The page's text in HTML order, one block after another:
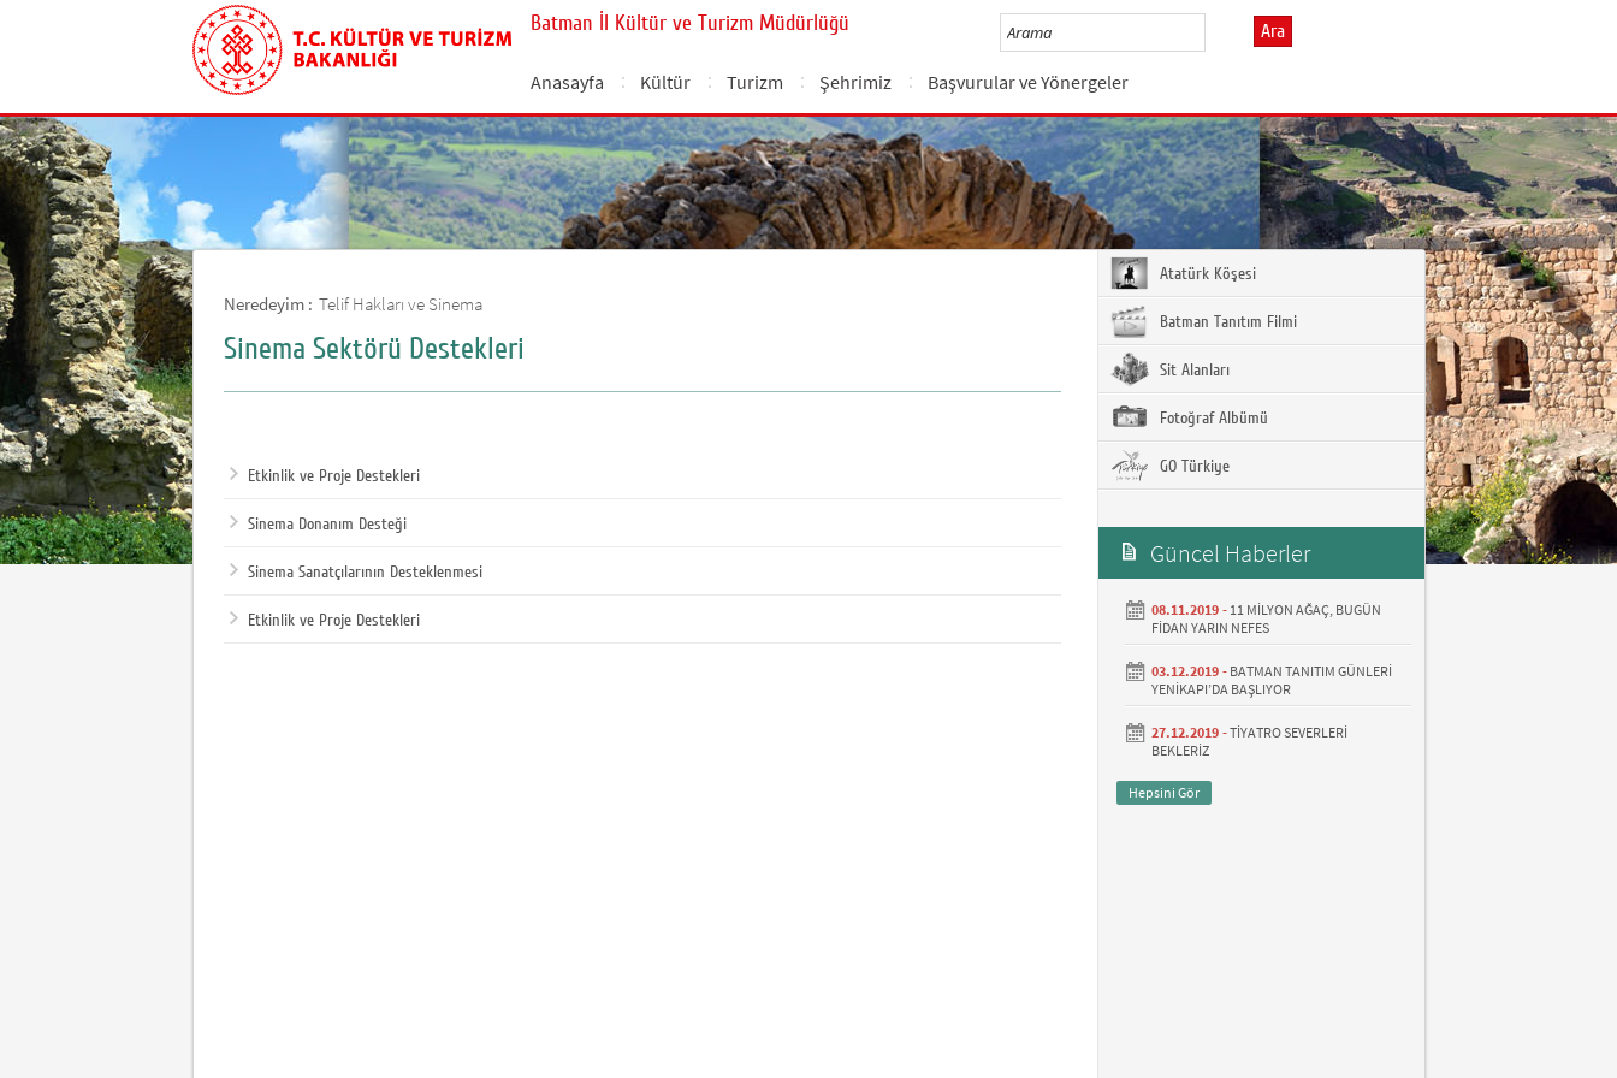
Batman İl Kültür ve Turizm Müdürlüğü Ara
Anasayfa Kültür Turizm Şehrimiz Başvurular ve Yönergeler
Neredeyim : Telif Hakları ve Sinema
Sinema Sektörü Destekleri
Etkinlik ve Proje Destekleri
Sinema Donanım Desteği
Sinema Sanatçılarının Desteklenmesi
Etkinlik ve Proje Destekleri
Atatürk Köşesi
Batman Tanıtım Filmi
Sit Alanları
Fotoğraf Albümü
GO Türkiye
Güncel Haberler
08.11.2019 - 11 MİLYON AĞAÇ, BUGÜN
FİDAN YARIN NEFES
03.12.2019 - BATMAN TANITIM GÜNLERİ
YENİKAPI’DA BAŞLIYOR
27.12.2019 -TİYATRO SEVERLERİ
BEKLERİZ
Hepsini Gör